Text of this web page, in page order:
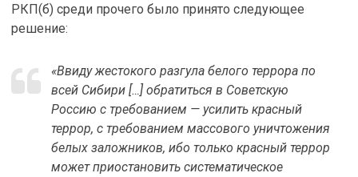
РКП(б) среди прочего было принято следующее
решение:
«Ввиду жестокого разгула белого террора по
всей Сибири […] обратиться в Советскую
Россию с требованием — усилить красный
террор, с требованием массового уничтожения
белых заложников, ибо только красный террор
может приостановить систематическое